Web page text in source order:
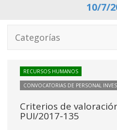
10/7/
Categorías
RECURSOS HUMANOS
CONVOCATORIAS DE PERSONAL
Criterios de
PUI/2017-135